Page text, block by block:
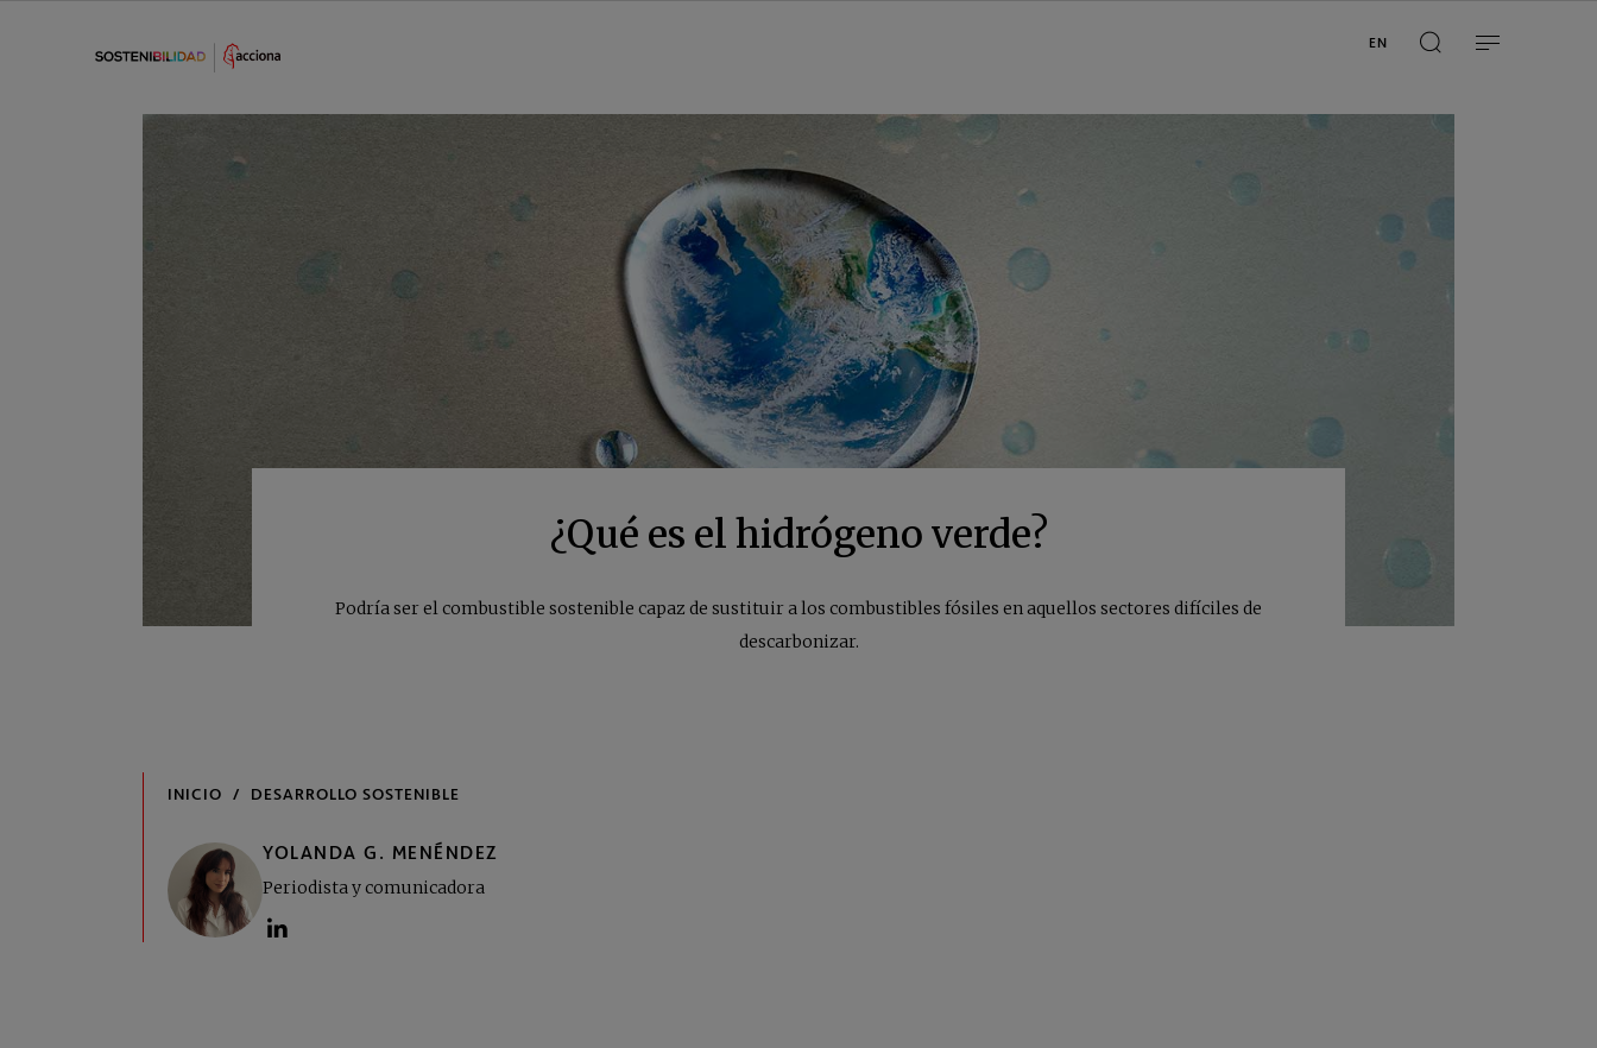
¿Qué es el hidrógeno verde?
Podría ser el combustible sostenible capaz de sustituir a los combustibles fósiles en aquellos sectores difíciles de
descarbonizar.